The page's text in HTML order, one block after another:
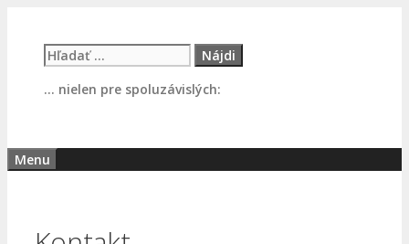
Hľadať:
… nielen pre spoluzávislých:
Menu